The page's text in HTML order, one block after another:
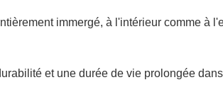
immergé, à l'intérieur comme à
et une durée de vie prolongée